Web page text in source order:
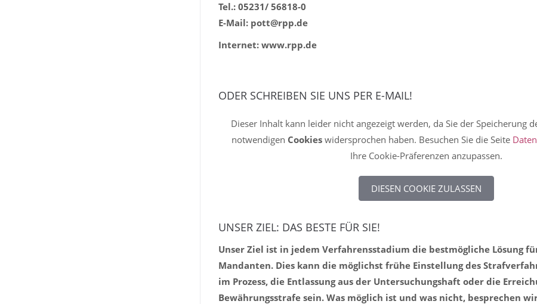
Tel.: 05231/ 56818-0
E-Mail: pott@rpp.de
Internet: www.rpp.de
ODER SCHREIBEN SIE UNS PER E-MAIL!
Dieser Inhalt kann leider nicht angezeigt werden, da Sie der Speicherung
notwendigen Cookieswidersprochen haben. Besuchen Sie die Seite
Ihre Cookie-Präferenzen anzupassen.
DIESEN COOKIE ZULASSEN
UNSER ZIEL: DAS BESTE FÜR SIE!
Unser Ziel ist in jedem Verfahrensstadium die bestmögliche Lösung
Mandanten. Dies kann die möglichst frühe Einstellung des
im Prozess, die Entlassung aus der Untersuchungshaft oder die
Bewährungsstrafe sein. Was möglich ist und was nicht, besprechen